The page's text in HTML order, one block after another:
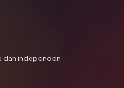
dan independen